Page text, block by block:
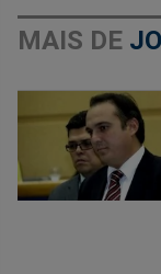
MAIS DE